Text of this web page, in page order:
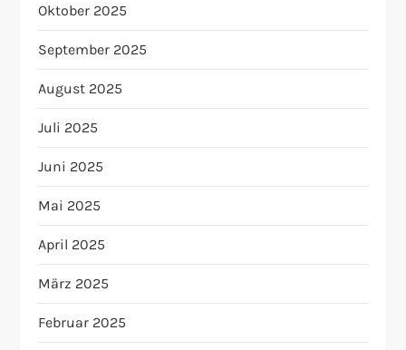
B
Oktober 2025
September 2025
August 2025
Juli 2025
Juni 2025
Mai 2025
April 2025
März 2025
Februar 2025